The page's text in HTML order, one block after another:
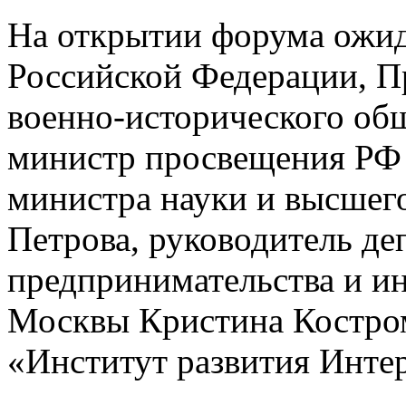
На открытии форума
Российской Федерации,
военно-исторического
министр просвещения РФ
министра науки и
Петрова, руководитель
предпринимательства и
Москвы Кристина
«Институт развития